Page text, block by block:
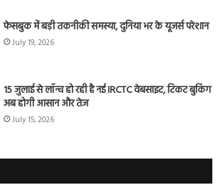
फेसबुक में बड़ी तकनीकी समस्या, दुनिया भर के यूजर्स परेशान
July 19, 2026
15 जुलाई से लॉन्च हो रही है नई IRCTC वेबसाइट, टिकट बुकिंग
अब होगी आसान और तेज
July 15, 2026